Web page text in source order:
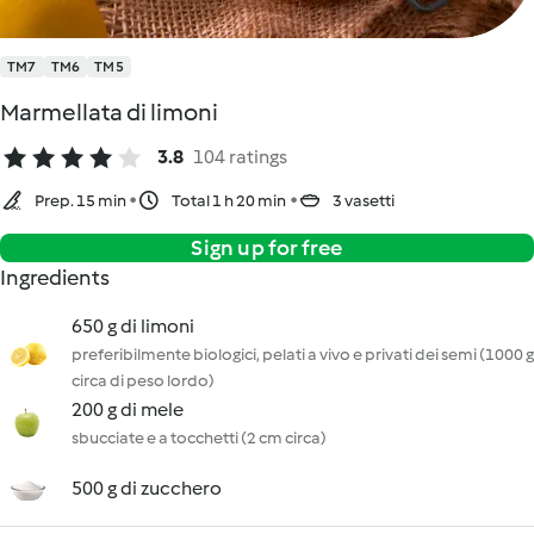
TM7 TM6 TM5
Marmellata di limoni
3.8 104 ratings
Prep. 15 min Total 1 h 20 min 3 vasetti
Sign up for free
Ingredients
650 g di limoni
preferibilmente biologici, pelati a vivo e privati dei semi (1000 g
circa di peso lordo)
200 g di mele
sbucciate e a tocchetti (2 cm circa)
500 g di zucchero